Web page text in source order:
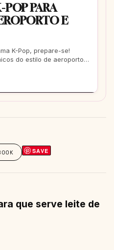
PARA
E
K-Pop, prepare-se!
do estilo de aeroporto
SAVE
que serve leite de